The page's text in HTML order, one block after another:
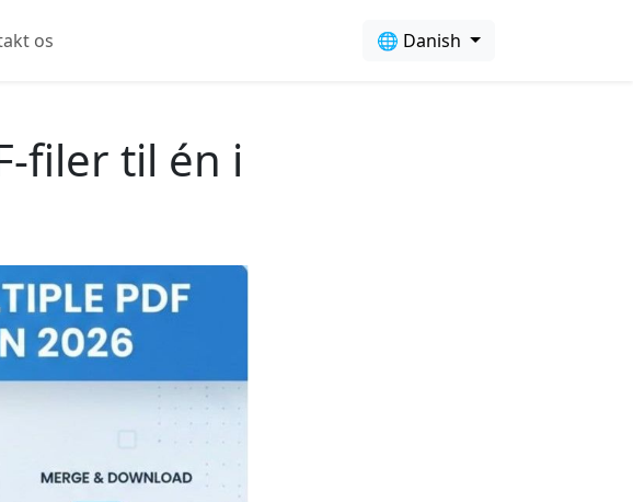
os 🌐 Danish
filer til én i